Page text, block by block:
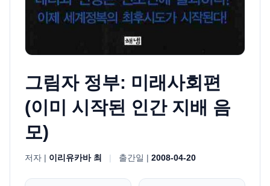
그림자 정부: 미래사회편
(이미 시작된 인간 지배 음
모)
저자 | 이리유카바 최 | 출간일 | 2008-04-20